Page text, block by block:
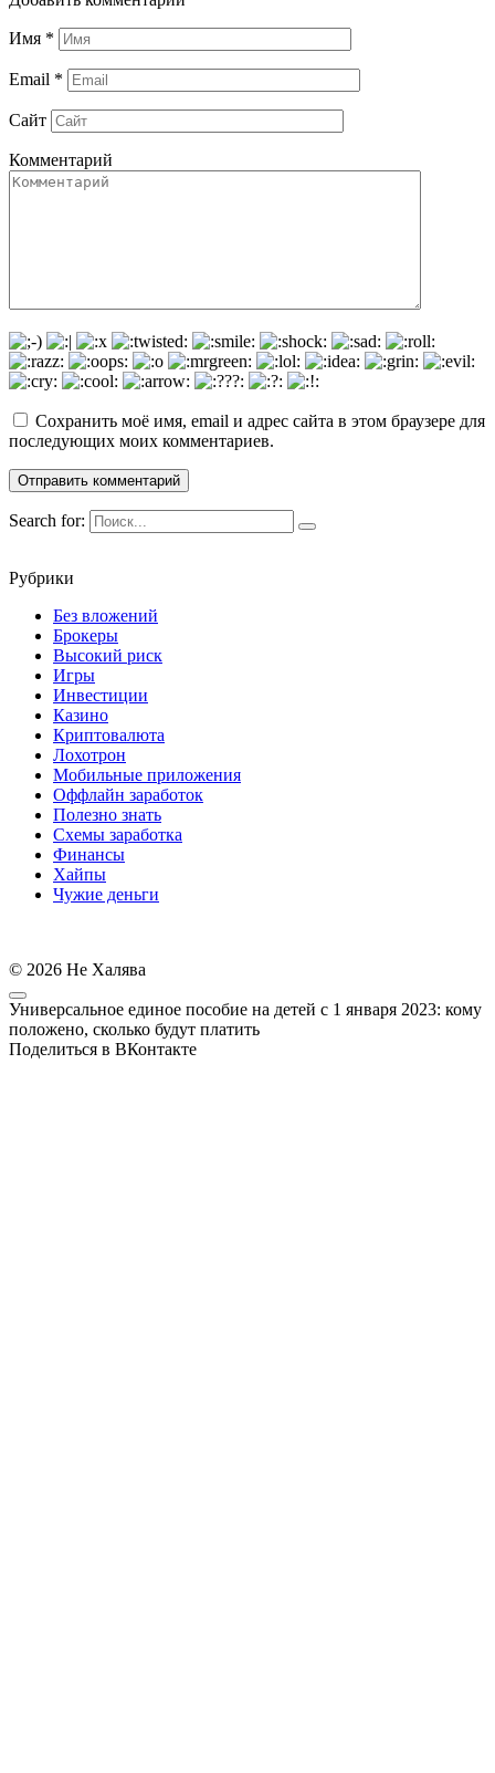
Имя *
Email *
Сайт
Комментарий
Сохранить моё имя, email и адрес сайта в этом браузере для
последующих моих комментариев.
Search for:
Рубрики
Без вложений
Брокеры
Высокий риск
Игры
Инвестиции
Казино
Криптовалюта
Лохотрон
Мобильные приложения
Оффлайн заработок
Полезно знать
Схемы заработка
Финансы
Хайпы
Чужие деньги
© 2026 Не Халява
Универсальное единое пособие на детей с 1 января 2023: кому
положено, сколько будут платить
Поделиться в ВКонтакте